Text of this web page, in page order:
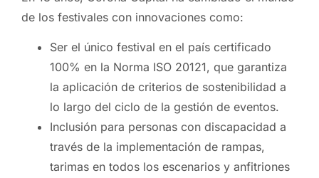
de los festivales con innovaciones como:
Ser el único festival en el país certificado
100% en la Norma ISO 20121, que garantiza
la aplicación de criterios de sostenibilidad a
lo largo del ciclo de la gestión de eventos.
Inclusión para personas con discapacidad a
través de la implementación de rampas,
tarimas en todos los escenarios y anfitriones